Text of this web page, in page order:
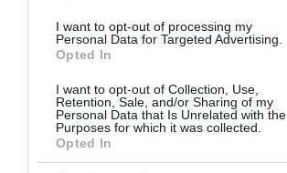
I want to opt-out of processing my
Personal Data for Targeted Advertising.
Opted In
I want to opt-out of Collection, Use,
Retention, Sale, and/or Sharing of my
Personal Data that Is Unrelated with the
Purposes for which it was collected.
Opted In